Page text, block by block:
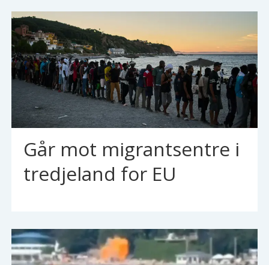
Går mot migrantsentre i
tredjeland for EU